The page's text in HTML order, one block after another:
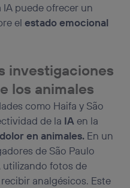
IA puede ofrecer un
elestado emocional
investigaciones
los animales
como Haifa y São
de la IAen la
dolor en animales. En un
de São Paulo
utilizando fotos de
analgésicos. Este